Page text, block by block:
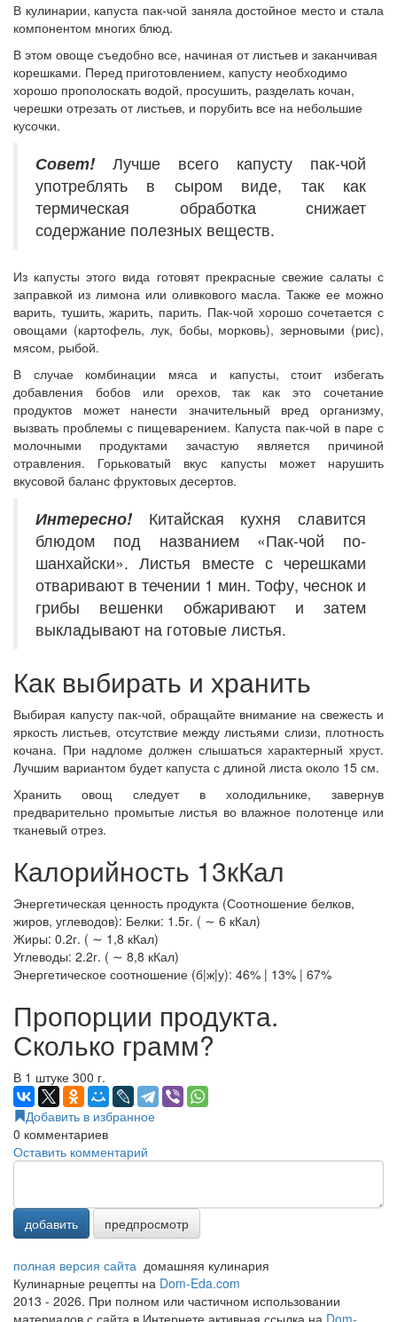
В кулинарии, капуста пак-чой заняла достойное место и стала
компонентом многих блюд.
В этом овоще съедобно все, начиная от листьев и заканчивая
корешками. Перед приготовлением, капусту необходимо
хорошо прополоскать водой, просушить, разделать кочан,
черешки отрезать от листьев, и порубить все на небольшие
кусочки.
Совет!Лучше всего капусту пак-чой
употреблять в сыром виде, так как
термическая обработка снижает
содержание полезных веществ.
Из капусты этого вида готовят прекрасные свежие салаты с
заправкой из лимона или оливкового масла. Также ее можно
варить, тушить, жарить, парить. Пак-чой хорошо сочетается с
овощами (картофель, лук, бобы, морковь), зерновыми (рис),
мясом, рыбой.
В случае комбинации мяса и капусты, стоит избегать
добавления бобов или орехов, так как это сочетание
продуктов может нанести значительный вред организму,
вызвать проблемы с пищеварением. Капуста пак-чой в паре с
молочными продуктами зачастую является причиной
отравления. Горьковатый вкус капусты может нарушить
вкусовой баланс фруктовых десертов.
Интересно!Китайская кухня славится
блюдом под названием «Пак-чой по-
шанхайски». Листья вместе с черешками
отваривают в течении 1 мин. Тофу, чеснок и
грибы вешенки обжаривают и затем
выкладывают на готовые листья.
Как выбирать и хранить
Выбирая капусту пак-чой, обращайте внимание на свежесть и
яркость листьев, отсутствие между листьями слизи, плотность
кочана. При надломе должен слышаться характерный хруст.
Лучшим вариантом будет капуста с длиной листа около 15 см.
Хранить овощ следует в холодильнике, завернув
предварительно промытые листья во влажное полотенце или
тканевый отрез.
Калорийность 13кКал
Энергетическая ценность продукта (Соотношение белков,
жиров, углеводов): Белки: 1.5г. ( ∼ 6 кКал)
Жиры: 0.2г. ( ∼ 1,8 кКал)
Углеводы: 2.2г. ( ∼ 8,8 кКал)
Энергетическое соотношение (б|ж|у): 46% | 13% | 67%
Пропорции продукта.
Сколько грамм?
В 1 штуке 300 г.
Добавить в избранное
0 комментариев
Оставить комментарий
добавить предпросмотр
полная версия сайта домашняя кулинария
Кулинарные рецепты на Dom-Eda.com
2013 - 2026. При полном или частичном использовании